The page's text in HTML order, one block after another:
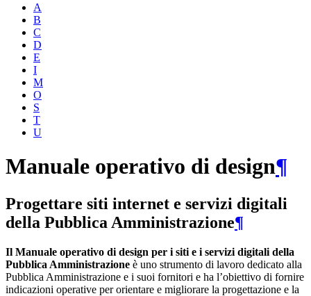
A
B
C
D
E
I
M
O
S
T
U
Manuale operativo di design¶
Progettare siti internet e servizi digitali
della Pubblica Amministrazione¶
Il Manuale operativo di design per i siti e i servizi digitali della
Pubblica Amministrazione è uno strumento di lavoro dedicato alla
Pubblica Amministrazione e i suoi fornitori e ha l’obiettivo di fornire
indicazioni operative per orientare e migliorare la progettazione e la